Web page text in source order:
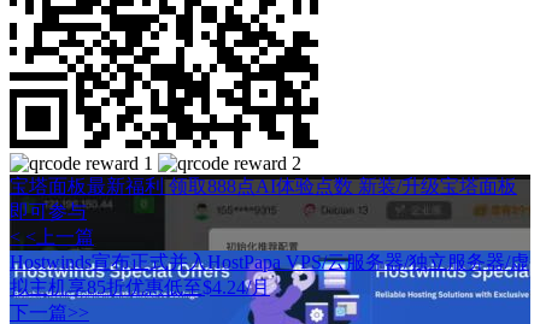
宝塔面板最新福利 领取888点AI体验点数 新装/升级宝塔面板
即可参与
< <上一篇
Hostwinds宣布正式并入HostPapa VPS/云服务器/独立服务器/虚
拟主机享85折优惠低至$4.24/月
下一篇>>